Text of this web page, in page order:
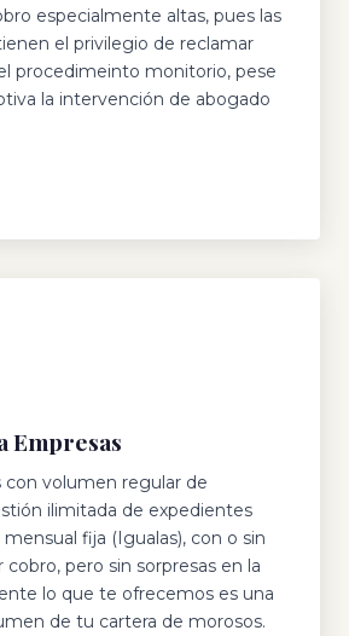
especialmente altas, pues las
el privilegio de reclamar
procedimeinto monitorio, pese
la intervención de abogado
Empresas
con volumen regular de
ilimitada de expedientes
fija (Igualas), con o sin
pero sin sorpresas en la
lo que te ofrecemos es una
de tu cartera de morosos.